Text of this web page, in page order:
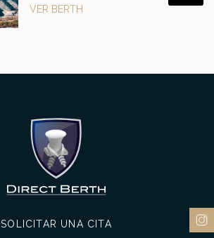
VER BERTH
SOLICITAR UNA CITA